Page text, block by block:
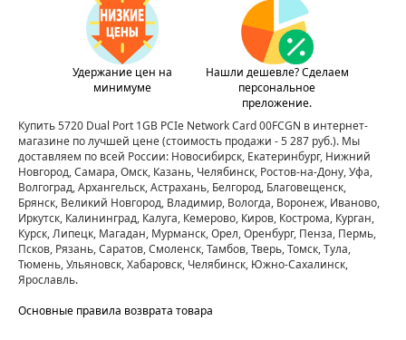
Удержание цен на
минимуме
Нашли дешевле? Сделаем
персональное
преложение.
Купить 5720 Dual Port 1GB PCIe Network Card 00FCGN в интернет-
магазине по лучшей цене(стоимость продажи - 5 287 руб.). Мы
доставляем по всей России: Новосибирск, Екатеринбург, Нижний
Новгород, Самара, Омск, Казань, Челябинск, Ростов-на-Дону, Уфа,
Волгоград, Архангельск, Астрахань, Белгород, Благовещенск,
Брянск, Великий Новгород, Владимир, Вологда, Воронеж, Иваново,
Иркутск, Калининград, Калуга, Кемерово, Киров, Кострома, Курган,
Курск, Липецк, Магадан, Мурманск, Орел, Оренбург, Пенза, Пермь,
Псков, Рязань, Саратов, Смоленск, Тамбов, Тверь, Томск, Тула,
Тюмень, Ульяновск, Хабаровск, Челябинск, Южно-Сахалинск,
Ярославль.
Основные правила возврата товара